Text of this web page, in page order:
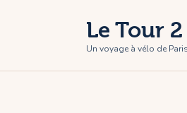
Le Tour
Un voyage à vélo de